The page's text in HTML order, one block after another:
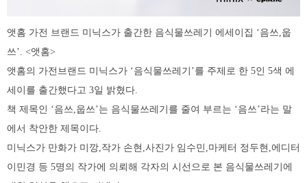
앳홈 가전 브랜드 미닉스가 출간한 음식물쓰레기 에세이집 ‘음쓰,웁
쓰’. <앳홈>
앳홈의 가전브랜드 미닉스가 ‘음식물쓰레기’를 주제로 한 5인 5색 에
세이를 출간했다고 3일 밝혔다.
책 제목인 ‘음쓰,웁쓰’는 음식물쓰레기를 줄여 부르는 ‘음쓰’라는 말
에서 착안한 제목이다.
미닉스가 만화가 미깡,작가 손현,사진가 임수민,마케터 정두현,에디터
이민경 등 5명의 작가에 의뢰해 각자의 시선으로 본 음식물쓰레기에